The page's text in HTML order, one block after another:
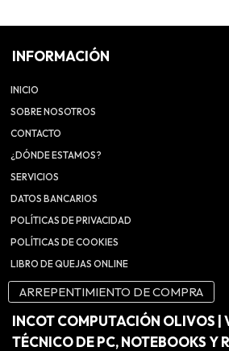
INFORMACIÓN
INICIO
SOBRE NOSOTROS
CONTACTO
¿DÓNDE ESTAMOS?
SERVICIOS
DATOS BANCARIOS
POLÍTICAS DE PRIVACIDAD
POLÍTICAS DE COOKIES
LIBRO DE QUEJAS ONLINE
ARREPENTIMIENTO DE COMPRA
INCOT COMPUTACIÓN OLIVOS |
TÉCNICO DE PC, NOTEBOOKS Y